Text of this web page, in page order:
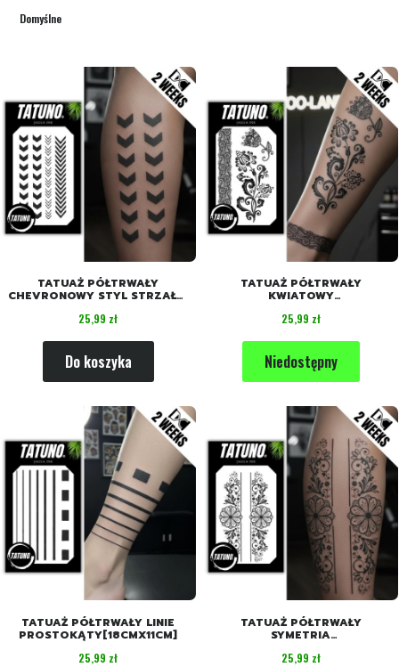
Domyślne
TATUAŻ PÓŁTRWAŁY
CHEVRONOWY STYL STRZAŁKI
Cena
25,99 zł
Do koszyka
TATUAŻ PÓŁTRWAŁY
KWIATOWY
Cena
25,99 zł
Niedostępny
TATUAŻ PÓŁTRWAŁY LINIE
PROSTOKĄTY[18CMX11CM]
Cena
25,99 zł
TATUAŻ PÓŁTRWAŁY
SYMETRIA
Cena
25,99 zł